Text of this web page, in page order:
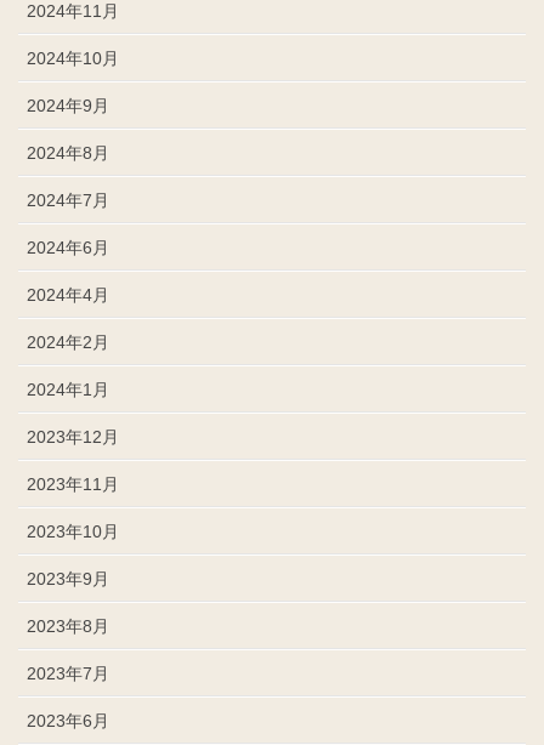
2024年11月
2024年10月
2024年9月
2024年8月
2024年7月
2024年6月
2024年4月
2024年2月
2024年1月
2023年12月
2023年11月
2023年10月
2023年9月
2023年8月
2023年7月
2023年6月